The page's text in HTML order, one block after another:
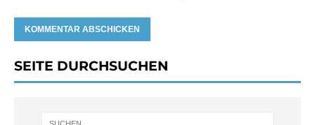
SEITE DURCHSUCHEN